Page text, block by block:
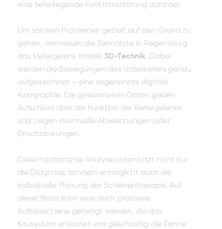
eine tieferliegende Funktionsstörung dahinter.
Um solchen Problemen gezielt auf den Grund zu
gehen, vermessen die Zahnärzte in Regensburg
das Kiefergelenk mittels 3D-Technik. Dabei
werden die Bewegungen des Unterkiefers genau
aufgezeichnet – eine sogenannte digitale
Axiographie. Die gewonnenen Daten geben
Aufschluss über die Funktion der Kiefergelenke
und zeigen eventuelle Abweichungen oder
Einschränkungen.
Diese hochpräzise Analyse unterstützt nicht nur
die Diagnose, sondern ermöglicht auch die
individuelle Planung der Schienentherapie. Auf
dieser Basis kann eine noch präzisere
Aufbissschiene gefertigt werden, die das
Kausystem entlastet und gleichzeitig die Zähne